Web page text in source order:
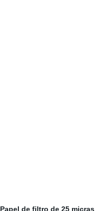
Papel de filtro de 25 micras